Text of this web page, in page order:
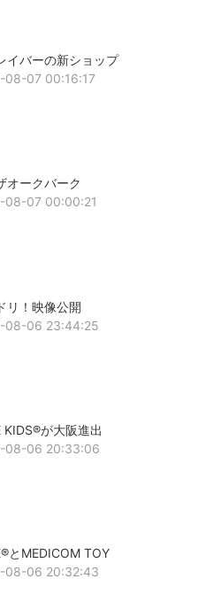
イバーの新ショップ
08-07 00:16:17
オークバーク
08-07 00:00:21
リ！映像公開
08-06 23:44:25
KIDS®が大阪進出
08-06 20:33:06
とMEDICOM TOY
08-06 20:32:43